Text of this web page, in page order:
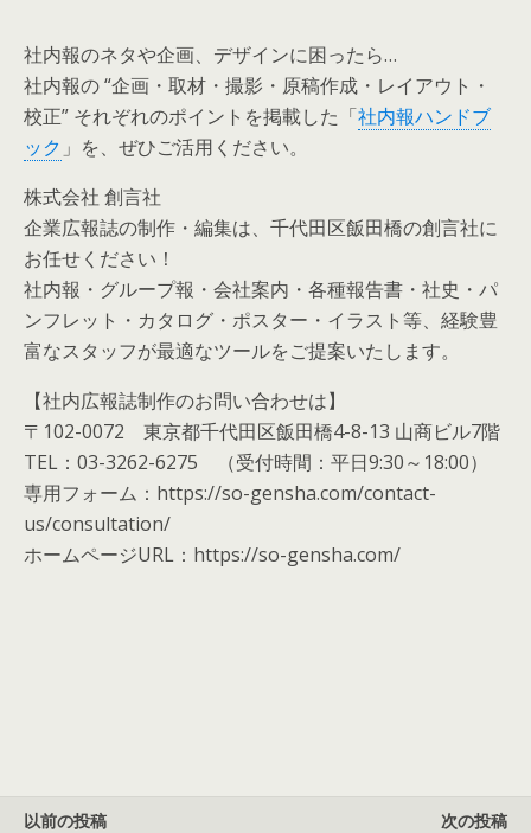
社内報のネタや企画、デザインに困ったら…
社内報の “企画・取材・撮影・原稿作成・レイアウト・
校正” それぞれのポイントを掲載した「社内報ハンドブ
ック 」を、ぜひご活用ください。
株式会社 創言社
企業広報誌の制作・編集は、千代田区飯田橋の創言社に
お任せください！
社内報・グループ報・会社案内・各種報告書・社史・パ
ンフレット・カタログ・ポスター・イラスト等、経験豊
富なスタッフが最適なツールをご提案いたします。
【社内広報誌制作のお問い合わせは】
〒102-0072 東京都千代田区飯田橋4-8-13 山商ビル7階
TEL：03-3262-6275 （受付時間：平日9:30～18:00）
専用フォーム：https://so-gensha.com/contact-
us/consultation/
ホームページURL：https://so-gensha.com/
以前の投稿
次の投稿